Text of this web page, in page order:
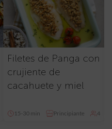
Filetes de Panga con
crujiente de
cacahuete y miel
15-30 min Principiante 4